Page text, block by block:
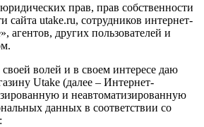
прав, прав собственности
сайта utake.ru, сотрудников интернет-
агентов, других пользователей и
волей и в своем интересе даю
Utake (далее – Интернет-
и неавтоматизированную
данных в соответствии со